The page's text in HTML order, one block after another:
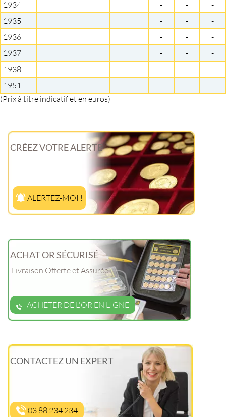
1934 - -
-
1935
- -
-
1936
- -
-
1937
- -
-
1938
- -
-
1951
- -
-
(Prix à titre indicatif et en euros)
CRÉEZ VOTRE ALERTE
ALERTEZ-MOI !
ACHAT OR SÉCURISÉ
Livraison Offerte et Assurée
ACHETER DE L'OR EN LIGNE
CONTACTEZ UN EXPERT
03 88 234 234